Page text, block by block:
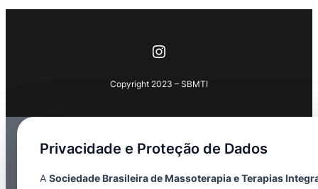
Instagram
Copyright 2023 – SBMTI
Privacidade e Proteção de Dados
A Sociedade Brasileira de Massoterapia e Terapias